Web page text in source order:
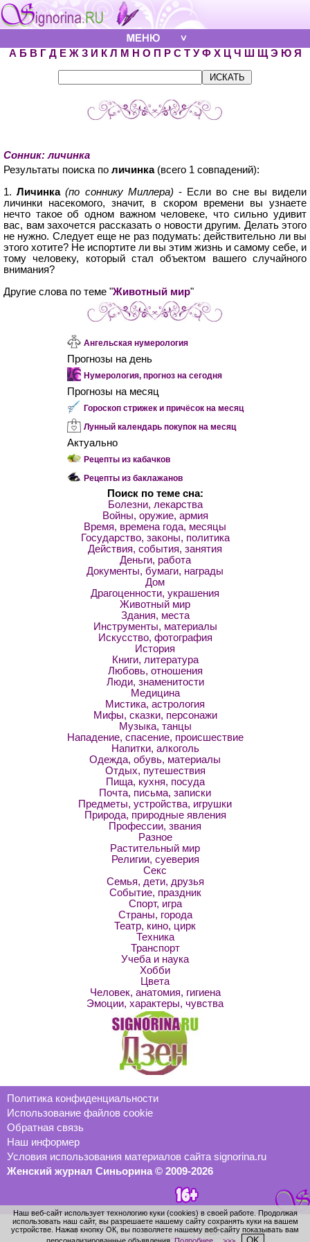
А Б В Г Д Е Ж З И К Л М Н О П Р С Т У Ф Х Ц Ч Ш Щ Э Ю Я
Сонник: личинка
Результаты поиска по личинка(всего 1 совпадений):
1.Личинка(по соннику Миллера) - Если во сне вы видели
личинки насекомого, значит, в скором времени вы узнаете
нечто такое об одном важном человеке, что сильно удивит
вас, вам захочется рассказать о новости другим. Делать этого
не нужно. Следует еще не раз подумать: действительно ли вы
этого хотите? Не испортите ли вы этим жизнь и самому себе, и
тому человеку, который стал объектом вашего случайного
внимания?
Другие слова по теме "Животный мир"
Ангельская нумерология
Прогнозы на день
Нумерология, прогноз на сегодня
Прогнозы на месяц
Гороскоп стрижек и причёсок на месяц
Лунный календарь покупок на месяц
Актуально
Рецепты из кабачков
Рецепты из баклажанов
Поиск по теме сна:
Болезни, лекарства
Войны, оружие, армия
Время, времена года, месяцы
Государство, законы, политика
Действия, события, занятия
Деньги, работа
Документы, бумаги, награды
Дом
Драгоценности, украшения
Животный мир
Здания, места
Инструменты, материалы
Искусство, фотография
История
Книги, литература
Любовь, отношения
Люди, знаменитости
Медицина
Мистика, астрология
Мифы, сказки, персонажи
Музыка, танцы
Нападение, спасение, происшествие
Напитки, алкоголь
Одежда, обувь, материалы
Отдых, путешествия
Пища, кухня, посуда
Почта, письма, записки
Предметы, устройства, игрушки
Природа, природные явления
Профессии, звания
Разное
Растительный мир
Религии, суеверия
Секс
Семья, дети, друзья
Событие, праздник
Спорт, игра
Страны, города
Театр, кино, цирк
Техника
Транспорт
Учеба и наука
Хобби
Цвета
Человек, анатомия, гигиена
Эмоции, характеры, чувства
Политика конфиденциальности
Использование файлов cookie
Обратная связь
Наш информер
Условия использования материалов сайта signorina.ru
Женский журнал Синьорина © 2009-2026
Наш веб-сайт использует технологию куки (cookies) в своей работе. Продолжая
использовать наш сайт, вы разрешаете нашему сайту сохранять куки на вашем
устройстве. Нажав кнопку ОК, вы позволяете нашему веб-сайту показывать вам